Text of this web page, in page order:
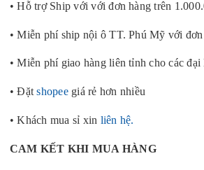
• Hỗ trợ Ship với với đơn hàng trên
• Miễn phí ship nội ô TT. Phú Mỹ với
• Miễn phí giao hàng liên tỉnh cho các
• Đặtshopeegiá rẻ hơn nhiều
• Khách mua sỉ xin liên hệ.
CAM KẾT KHI MUA HÀNG